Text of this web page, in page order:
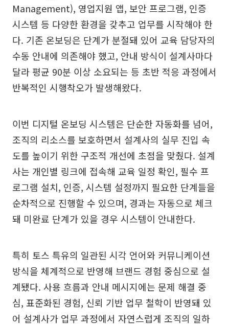
Management), 영업지원 앱, 보안 프로그램, 인증
시스템 등 다양한 환경을 갖추고 업무를 시작해야 한
다. 기존 온보딩은 단계가 분절돼 있어 교육 담당자의
수동 안내에 의존해야 했고, 안내 방식이 설계사마다
달라 평균 90분 이상 소요되는 등 초반 적응 과정에서
반복적인 시행착오가 발생해왔다.
이번 디지털 온보딩 시스템은 단순한 자동화를 넘어,
조직의 리소스를 보호하면서 설계사의 실무 진입 속
도를 높이기 위한 구조적 개선에 초점을 맞췄다. 설계
사는 개인별 링크에 접속해 교육 일정 확인, 필수 프
로그램 설치, 인증, 시스템 설정까지 필요한 단계들을
순차적으로 진행할 수 있으며, 경과는 자동으로 체크
돼 미완료 단계가 있을 경우 시스템이 안내한다.
특히 토스 특유의 일관된 시각 언어와 커뮤니케이션
방식을 체계적으로 반영해 브랜드 경험 중심으로 설
계됐다. 사용 흐름과 안내 메시지에는 문제 해결 중
심, 표준화된 경험, 신뢰 기반 업무 철학이 반영돼 있
어 설계사가 업무 과정에서 자연스럽게 조직의 일하